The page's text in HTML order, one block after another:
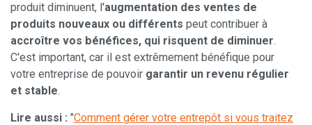
produit diminuent, l'augmentation des ventes de
produits nouveaux ou différents peut contribuer à
accroître vos bénéfices, qui risquent de diminuer.
C'est important, car il est extrêmement bénéfique pour
votre entreprise de pouvoir garantir un revenu régulier
et stable.
Lire aussi : "Comment gérer votre entrepôt si vous traitez